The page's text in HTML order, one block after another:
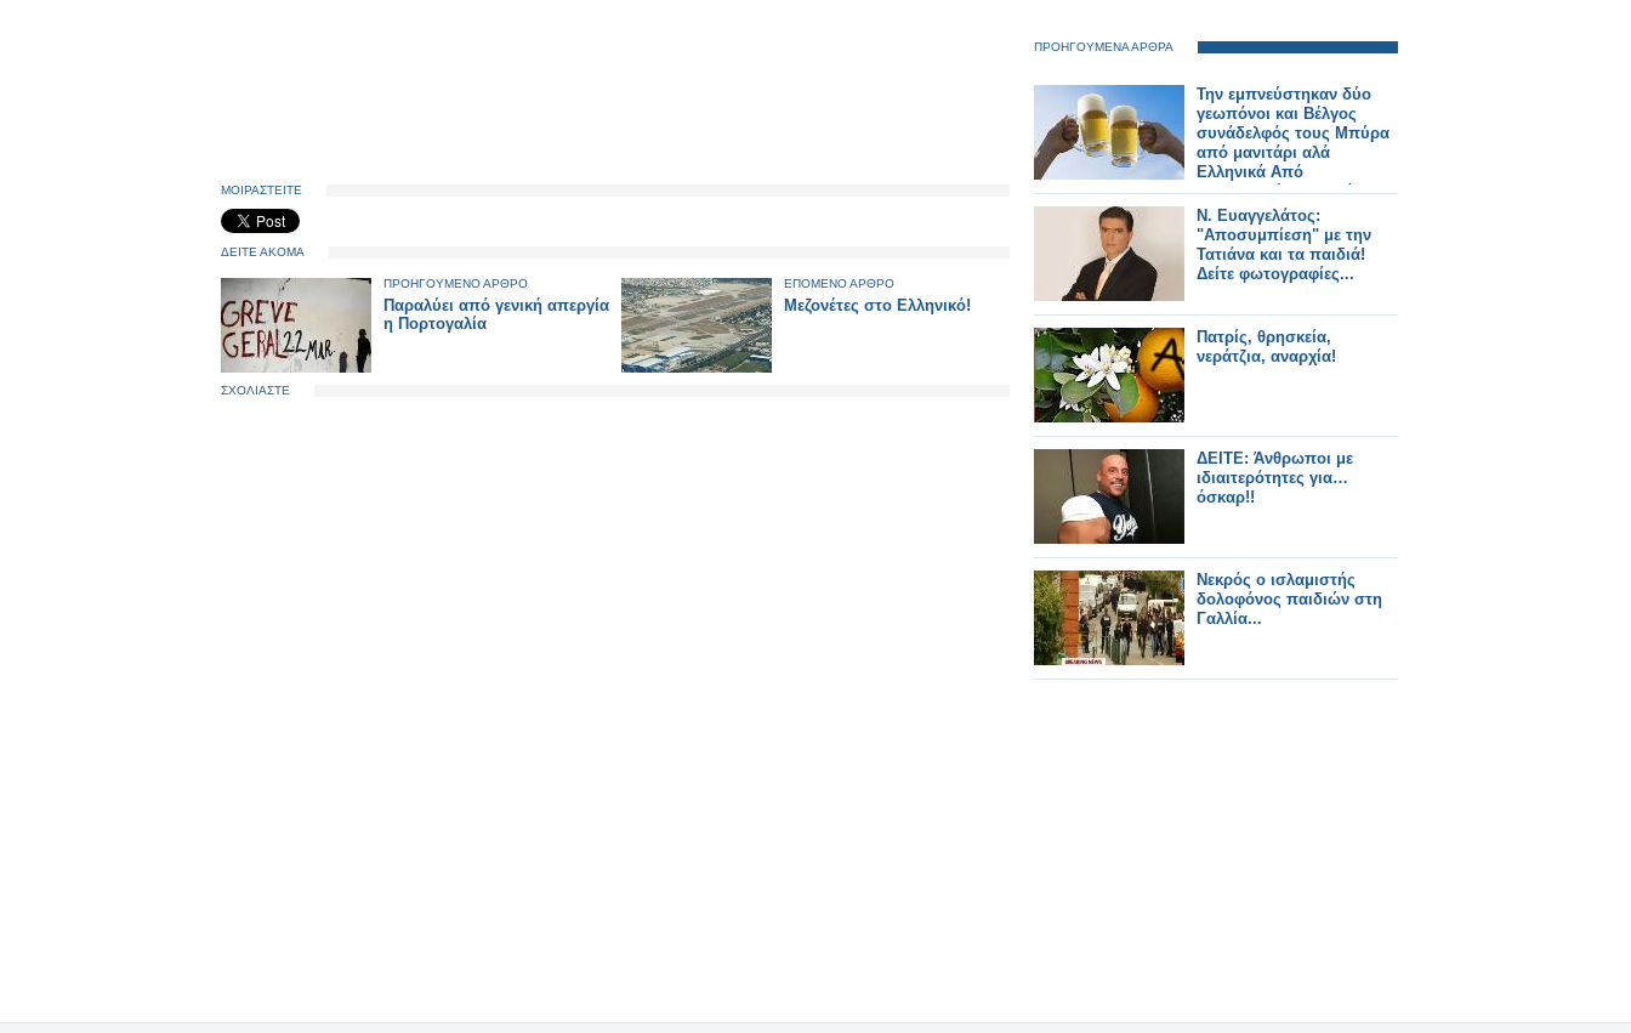
ΜΟΙΡΑΣΤΕΙΤΕ
ΔΕΙΤΕ ΑΚΟΜΑ
ΠΡΟΗΓΟΥΜΕΝΟ ΑΡΘΡΟ
Παραλύει από γενική απεργία
η Πορτογαλία
ΕΠΟΜΕΝΟ ΑΡΘΡΟ
Μεζονέτες στο Ελληνικό!
ΣΧΟΛΙΑΣΤΕ
ΠΡΟΗΓΟΥΜΕΝΑ ΑΡΘΡΑ
Την εμπνεύστηκαν δύο
γεωπόνοι και Βέλγος
συνάδελφός τους Μπύρα
από μανιτάρι αλά
Ελληνικά Από
αποξηραμένα μανιτάρια
λεντινούλα με βύνη και
λυκίσκο
Ν. Ευαγγελάτος:
"Αποσυμπίεση" με την
Τατιάνα και τα παιδιά!
Δείτε φωτογραφίες...
Πατρίς, θρησκεία,
νεράτζια, αναρχία!
ΔΕΙΤΕ: Άνθρωποι με
ιδιαιτερότητες για…
όσκαρ!!
Νεκρός ο ισλαμιστής
δολοφόνος παιδιών στη
Γαλλία...